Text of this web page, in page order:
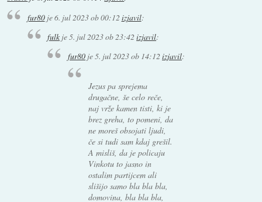
fur80je6. jul 2023 ob 00:12 izjavil:
fulk je5. jul 2023 ob 23:42izjavil:
fur80je5. jul 2023 ob 14:12izjavil:
Jezus pa sprejema
drugačne, še celo reče,
naj vrže kamen tisti, ki je
brez greha, to pomeni, da
ne moreš obsojati ljudi,
če si tudi sam kdaj grešil.
A misliš, da je policaju
Vinkotu to jasno in
ostalim partijcem ali
slišijo samo bla bla bla,
domovina, bla bla bla,